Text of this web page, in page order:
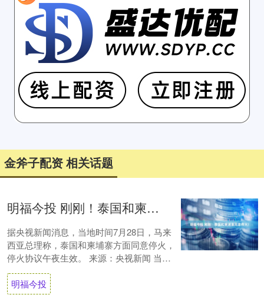
金斧子配资 相关话题
明福今投 刚刚！泰国和柬埔寨同意停火！
据央视新闻消息，当地时间7月28日，马来
西亚总理称，泰国和柬埔寨方面同意停火，
停火协议午夜生效。 来源：央视新闻 当
天，柬埔寨首相洪玛奈也表示，柬泰双方同
意从当....
明福今投